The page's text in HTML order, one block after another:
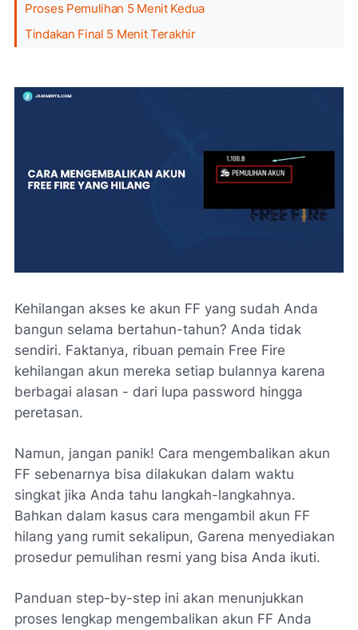
Proses Pemulihan 5 Menit Kedua
Tindakan Final 5 Menit Terakhir
Kehilangan akses ke akun FF yang sudah Anda
bangun selama bertahun-tahun? Anda tidak
sendiri. Faktanya, ribuan pemain Free Fire
kehilangan akun mereka setiap bulannya karena
berbagai alasan - dari lupa password hingga
peretasan.
Namun, jangan panik! Cara mengembalikan akun
FF sebenarnya bisa dilakukan dalam waktu
singkat jika Anda tahu langkah-langkahnya.
Bahkan dalam kasus cara mengambil akun FF
hilang yang rumit sekalipun, Garena menyediakan
prosedur pemulihan resmi yang bisa Anda ikuti.
Panduan step-by-step ini akan menunjukkan
proses lengkap mengembalikan akun FF Anda